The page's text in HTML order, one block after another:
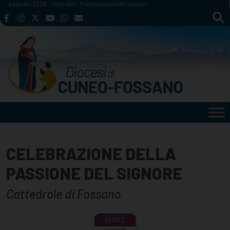
Skip
to
6 Agosto 2026 Festa della Trasfigurazione del Signore
CELEBRAZIONE DELLA
PASSIONE DEL SIGNORE
Cattedrale di Fossano